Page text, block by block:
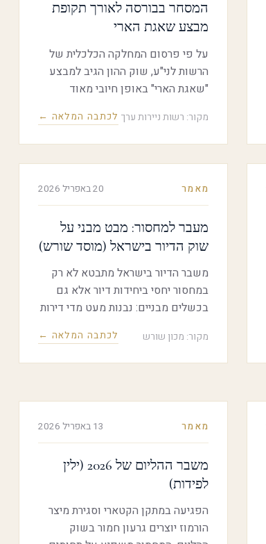
המסחר בבורסה לאורך תקופת
מבצע שאגת הארי
על פי פרסום המחלקה הכלכלית של
הרשות לני"ע, שוק ההון הגיב למבצע
"שאגת הארי" באופן חיובי מאוד
המניות, אך לאחר מכן השוק הצטרף
למגמה העולמית והגיב בתנודתיות
התקופה.
מקור: רשות ניירות ערך לכתבה המלאה ←
מאמר 20 באפריל 2026
מעבר למחסור: מבט מבני על
שוק הדיור בישראל (מוסד שורש)
משבר הדיור בישראל מתבטא לא רק
במחסור יחסי ביחידות דיור אלא גם
בכשלים מבניים: נבנות מעט מדי דירות
משקי הבית, ושוק השכירות – שעליו
נשענים כיום יותר משליש ממשקי
מקור: מכון שורש לכתבה המלאה ←
מאמר 13 באפריל 2026
משבר ההליום של 2026 (ילין
לפידות)
הפגיעה במתקן הקטארי וסגירת מיצר
הורמוז יוצרים גרעון חמור בשוק